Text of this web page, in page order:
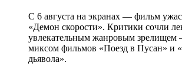
С 6 августа на экранах — фильм
«Демон скорости». Критики сочли
увлекательным жанровым зрелищeм
миксом фильмов «Поезд в Пусан» и
дьявола».